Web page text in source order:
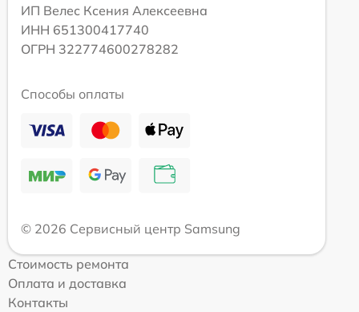
ИП Велес Ксения Алексеевна
ИНН 651300417740
ОГРН 322774600278282
Способы оплаты
© 2026 Сервисный центр Samsung
Стоимость ремонта
Оплата и доставка
Контакты